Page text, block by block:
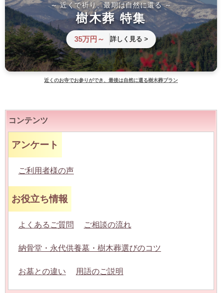
～ 近くで祈り、最期は自然に還る ～
樹木葬 特集
35万円～ 詳しく見る >
近くのお寺でお参りができ、最後は自然に還る樹木葬プラン
コンテンツ
アンケート
ご利用者様の声
お役立ち情報
よくあるご質問 ご相談の流れ
納骨堂・永代供養墓・樹木葬選びのコツ
お墓との違い 用語のご説明